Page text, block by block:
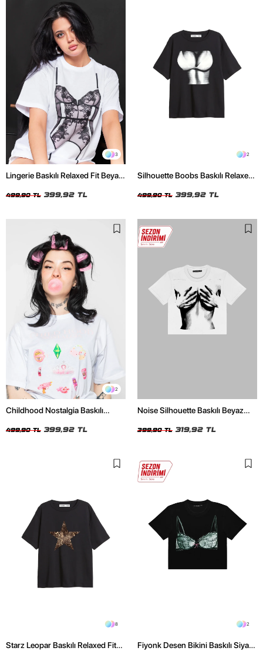
3
Lingerie Baskılı Relaxed Fit Beyaz
499,90 TL 399,92 TL
2
Silhouette Boobs Baskılı Relaxed
499,90 TL 399,92 TL
2
Childhood Nostalgia Baskılı
499,90 TL 399,92 TL
Noise Silhouette Baskılı Beyaz
399,90 TL 319,92 TL
8
Starz Leopar Baskılı Relaxed Fit
2
Fiyonk Desen Bikini Baskılı Siyah